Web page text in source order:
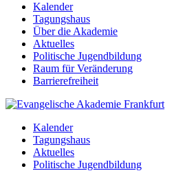
Kalender
Tagungshaus
Über die Akademie
Aktuelles
Politische Jugendbildung
Raum für Veränderung
Barrierefreiheit
Kalender
Tagungshaus
Aktuelles
Politische Jugendbildung